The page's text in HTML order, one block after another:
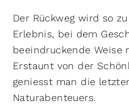
Der Rückweg wird so
Erlebnis, bei dem
beeindruckende Weise
Erstaunt von der
geniesst man die
Naturabenteuers.